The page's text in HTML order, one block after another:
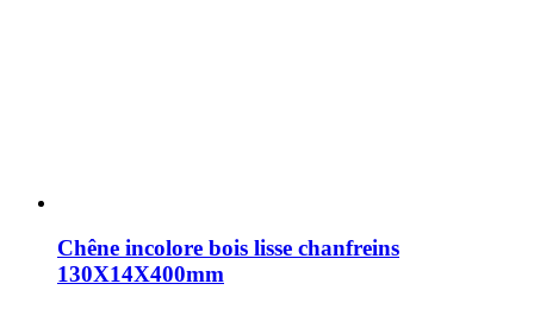
Chêne incolore bois lisse chanfreins
130X14X400mm